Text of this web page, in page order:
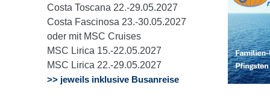
Costa Toscana 22.-29.05.2027
Costa Fascinosa 23.-30.05.2027
oder mit MSC Cruises
MSC Lirica 15.-22.05.2027
MSC Lirica 22.-29.05.2027
>> jeweils inklusive Busanreise